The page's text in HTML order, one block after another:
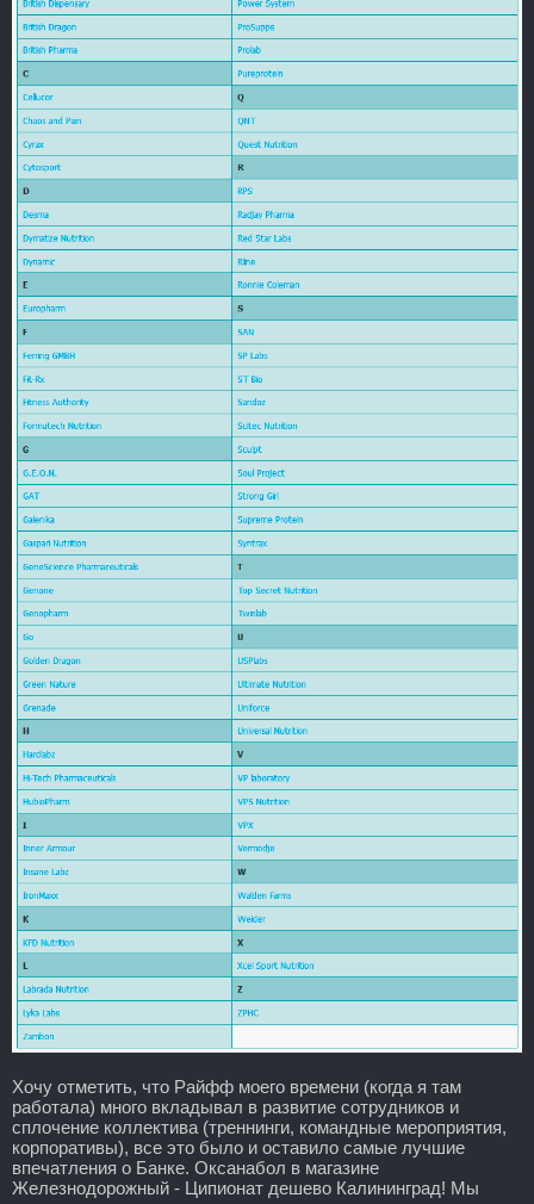
Хочу отметить, что Райфф моего времени (когда я там
работала) много вкладывал в развитие сотрудников и
сплочение коллектива (треннинги, командные мероприятия,
корпоративы), все это было и оставило самые лучшие
впечатления о Банке. Оксанабол в магазине
Железнодорожный - Ципионат дешево Калининград! Мы